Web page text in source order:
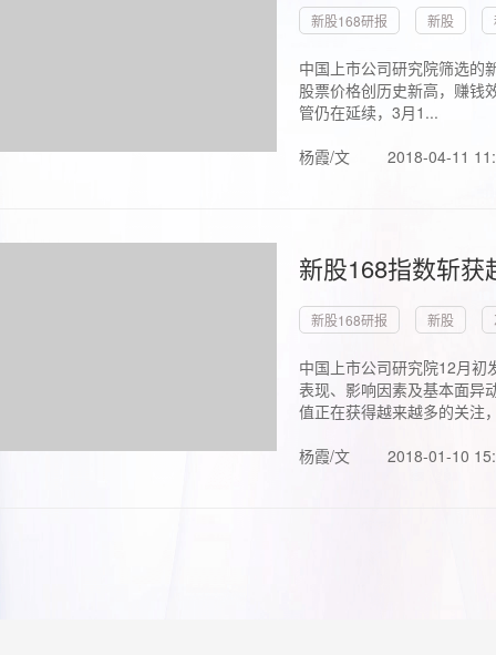
新股168研报 新股
中国上市公司研究院筛选的
股票价格创历史新高，赚钱
管仍在延续，3月1...
杨霞/文
2018-04-11
新股168指数斩
新股168研报 新股
中国上市公司研究院12月初
表现、影响因素及基本面异
值正在获得越来越多的关注
杨霞/文
2018-01-10